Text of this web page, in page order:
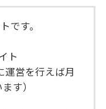
です。
ト
運営を行えば月
す）